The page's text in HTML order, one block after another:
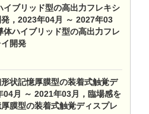
ブリッド型の高出力フレキシ
，2023年04月 ～ 2027年03
体ハイブリッド型の高出力フレ
開発
状記憶厚膜型の装着式触覚デ
04月 ～ 2021年03月，臨場感を
膜型の装着式触覚ディスプレ